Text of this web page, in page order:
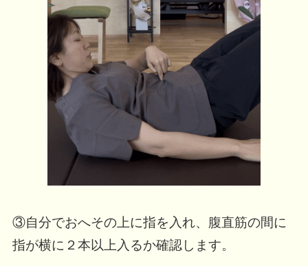
③自分でおへその上に指を入れ、腹直筋の間に
指が横に２本以上入るか確認します。